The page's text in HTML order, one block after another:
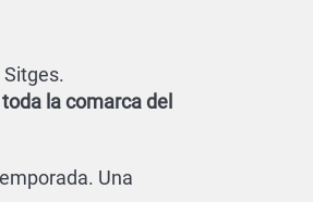
la comarca del
Una